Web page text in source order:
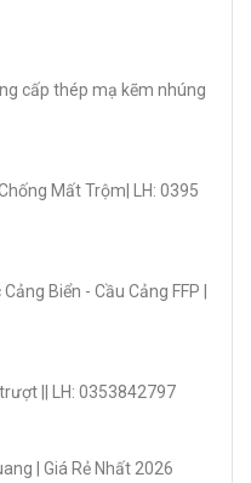
cấp thép mạ kẽm nhúng
Mất Trộm| LH: 0395
Biển - Cầu Cảng FFP |
|| LH: 0353842797
| Giá Rẻ Nhất 2026